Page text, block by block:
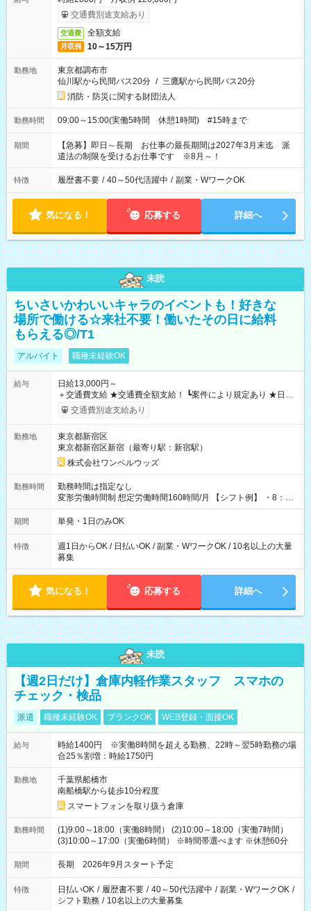
交通費別途支給あり
交通費 全額支給
月収例 10～15万円
勤務地
東京都調布市
仙川駅から民間バス20分 / 三鷹駅から民間バス20分
消防・防災に関する財団法人
勤務時間 09:00～15:00(実働5時間 休憩1時間) #15時まで
期間
【急募】即日～長期 お仕事の最長期間は2027年3月末迄 派
遣法の制限を受けるお仕事です ※8月～！
特徴 履歴書不要 / 40～50代活躍中 / 副業・WワークOK
気になる！ 応募する 詳細へ
未読
ちいさいかわいいキャラのイベントも！好きな
場所で働ける☆来社不要！働いたその日に給料
もらえる◎/T1
アルバイト 職種未経験OK
給与
日給13,000円～
＋交通費支給 ★交通費全額支給！ ┗案件により規定あり ★日払
いOK！（規定あり） ┗働いたその日に現金GET♪ お仕事後はコ
ンビニATMから 日払い分を引き落とせます！ 【試用期間】試
交通費別途支給あり
勤務地
東京都新宿区
東京都新宿区新宿（最寄り駅：新宿駅）
株式会社ワンベルウッズ
勤務時間
勤務時間は指定なし
変形労働時間制 想定労働時間160時間/月 【シフト例】 ・8：00
～21：00
期間 単発・1日のみOK
特徴
週1日からOK / 日払いOK / 副業・WワークOK / 10名以上の大量
募集
気になる！ 応募する 詳細へ
未読
【週2日だけ】倉庫内軽作業スタッフ スマホの
チェック・検品
派遣 職種未経験OK ブランクOK WEB登録・面接OK
給与
時給1400円 ※実働8時間を超える勤務、22時～翌5時勤務の場
合25％割増：時給1750円
勤務地
千葉県船橋市
南船橋駅から徒歩10分程度
スマートフォンを取り扱う倉庫
勤務時間
(1)9:00～18:00（実働8時間） (2)10:00～18:00（実働7時間）
(3)10:00～17:00（実働6時間） ※時間帯選べます ※休憩60分
期間 長期 2026年9月スタート予定
特徴 日払いOK / 履歴書不要 / 40～50代活躍中 / 副業・WワークOK /
シフト勤務 / 10名以上の大量募集